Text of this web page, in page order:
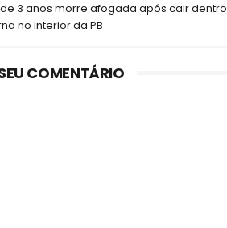
3 anos morre afogada após cair dentro
no interior da PB
COMENTÁRIO